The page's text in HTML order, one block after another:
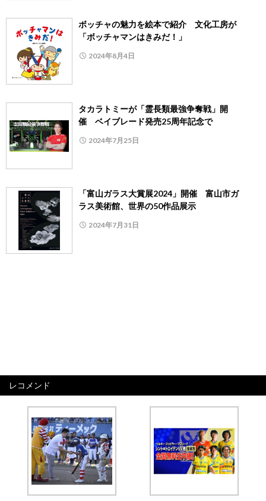
ボッチャの魅力を絵本で紹介 文化工房が
「ボッチャマンはきみだ！」
2024年8月4日
タカラトミーが「霊長類最強争奪戦」開
催 ベイブレード発売25周年記念で
2024年7月25日
「富山ガラス大賞展2024」開催 富山市ガ
ラス美術館、世界の50作品展示
2024年7月31日
レコメンド